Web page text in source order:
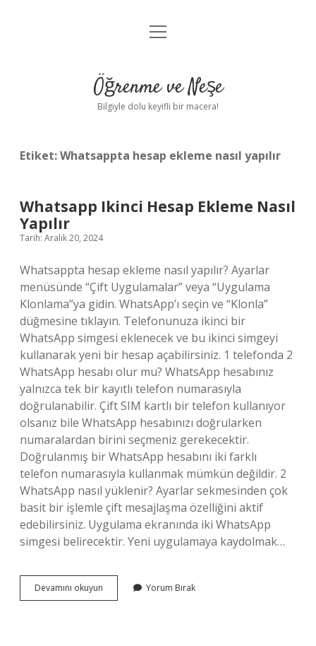
Anasayfa
Yasal Uyarı
menüyü
Öğrenme ve Neşe
Bilgiyle dolu keyifli bir macera!
Etiket:Whatsappta hesap ekleme nasıl yapılır
Whatsapp Ikinci Hesap Ekleme Nasıl
Yapılır
Tarih: Aralık 20, 2024
Whatsappta hesap ekleme nasıl yapılır? Ayarlar
menüsünde “Çift Uygulamalar” veya “Uygulama
Klonlama”ya gidin. WhatsApp’ı seçin ve “Klonla”
düğmesine tıklayın. Telefonunuza ikinci bir
WhatsApp simgesi eklenecek ve bu ikinci simgeyi
kullanarak yeni bir hesap açabilirsiniz. 1 telefonda 2
WhatsApp hesabı olur mu? WhatsApp hesabınız
yalnızca tek bir kayıtlı telefon numarasıyla
doğrulanabilir. Çift SIM kartlı bir telefon kullanıyor
olsanız bile WhatsApp hesabınızı doğrularken
numaralardan birini seçmeniz gerekecektir.
Doğrulanmış bir WhatsApp hesabını iki farklı
telefon numarasıyla kullanmak mümkün değildir. 2
WhatsApp nasıl yüklenir? Ayarlar sekmesinden çok
basit bir işlemle çift mesajlaşma özelliğini aktif
edebilirsiniz. Uygulama ekranında iki WhatsApp
simgesi belirecektir. Yeni uygulamaya kaydolmak…
Devamını okuyun Whatsapp
Ikinci
Yorum Bırak